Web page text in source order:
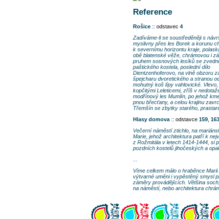
Reference
Rošice :: odstavec 4
Zadíváme-li se soustředěněji s
myslivny přes les Borek a korunu
k severnímu horizontu kraje,
obě blatenské věže, chrámovou i
pruhem sosnových lesíků se
paštického kostela, poslední dílo
Dientzenhoferovo, na vlně obzoru
špejcharu dvoretického a stranou
mohutný koš lípy vahlovické. Vlevo,
kopčitými Leleticemi, zříš v
modřínový les Mumlín, po jehož
pnou břecťany, a celou krajinu
Třemšín se zbytky starého,
Hlasy domova :: odstavce 159 163
Večerní náměstí ztichlo, na
Marie, jehož architektura patří k
z Rožmitála v letech 1414-1444, si
pozdních kostelů jihočeských a
Víme celkem málo o hraběnce
výtvarné uměni i vypěstěný smysl
záměry provádějících. Většina
na náměstí, nebo architektura